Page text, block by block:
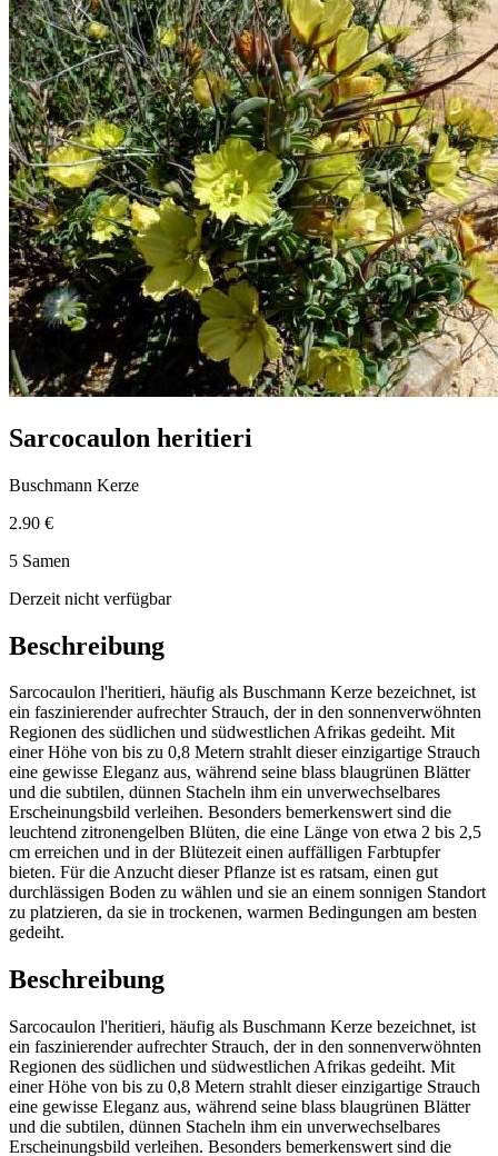
Sarcocaulon heritieri
Buschmann Kerze
2.90 €
5 Samen
Derzeit nicht verfügbar
Beschreibung
Sarcocaulon l'heritieri, häufig als Buschmann Kerze bezeichnet, ist
ein faszinierender aufrechter Strauch, der in den sonnenverwöhnten
Regionen des südlichen und südwestlichen Afrikas gedeiht. Mit
einer Höhe von bis zu 0,8 Metern strahlt dieser einzigartige Strauch
eine gewisse Eleganz aus, während seine blass blaugrünen Blätter
und die subtilen, dünnen Stacheln ihm ein unverwechselbares
Erscheinungsbild verleihen. Besonders bemerkenswert sind die
leuchtend zitronengelben Blüten, die eine Länge von etwa 2 bis 2,5
cm erreichen und in der Blütezeit einen auffälligen Farbtupfer
bieten. Für die Anzucht dieser Pflanze ist es ratsam, einen gut
durchlässigen Boden zu wählen und sie an einem sonnigen Standort
zu platzieren, da sie in trockenen, warmen Bedingungen am besten
gedeiht.
Beschreibung
Sarcocaulon l'heritieri, häufig als Buschmann Kerze bezeichnet, ist
ein faszinierender aufrechter Strauch, der in den sonnenverwöhnten
Regionen des südlichen und südwestlichen Afrikas gedeiht. Mit
einer Höhe von bis zu 0,8 Metern strahlt dieser einzigartige Strauch
eine gewisse Eleganz aus, während seine blass blaugrünen Blätter
und die subtilen, dünnen Stacheln ihm ein unverwechselbares
Erscheinungsbild verleihen. Besonders bemerkenswert sind die